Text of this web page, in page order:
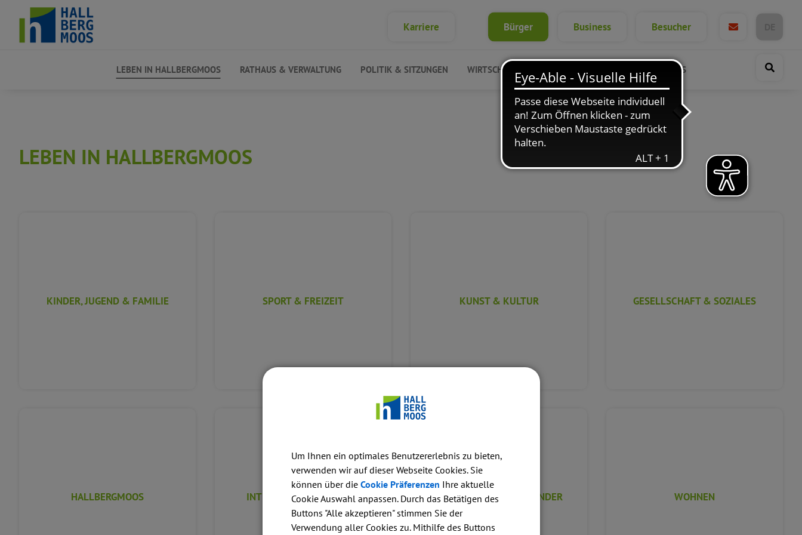
LEBEN IN HALLBERGMOOS RATHAUS & VERWALTUNG POLITIK & SITZUNGEN WIRTSCHAFT & GEWERBE WEITERFÜHRENDE LINKS
Karriere Bürger Business Besucher
LEBEN IN HALLBERGMOOS
KINDER, JUGEND & FAMILIE SPORT & FREIZEIT KUNST & KULTUR GESELLSCHAFT & SOZIALES
HALLBERGMOOS INTERAKTIVER ORTSPLAN VERANSTALTUNGSKALENDER WOHNEN
Um Ihnen ein optimales Benutzererlebnis zu bieten,
verwenden wir auf dieser Webseite Cookies. Sie
können über die Cookie Präferenzen Ihre aktuelle
Cookie Auswahl anpassen. Durch das Betätigen des
Buttons "Alle akzeptieren" stimmen Sie der
Verwendung aller Cookies zu. Mithilfe des Buttons